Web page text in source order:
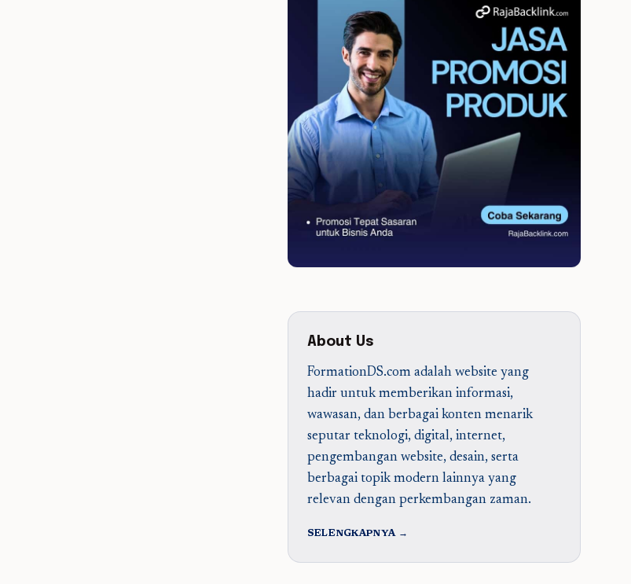
About Us
FormationDS.com adalah website yang
hadir untuk memberikan informasi,
wawasan, dan berbagai konten menarik
seputar teknologi, digital, internet,
pengembangan website, desain, serta
berbagai topik modern lainnya yang
relevan dengan perkembangan zaman.
SELENGKAPNYA →